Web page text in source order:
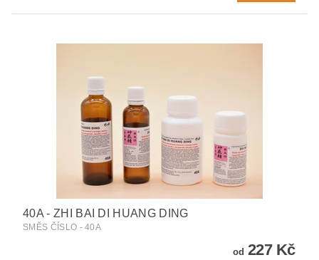
40A - ZHI BAI DI HUANG DING
SMĚS ČÍSLO - 40A
od 227 Kč